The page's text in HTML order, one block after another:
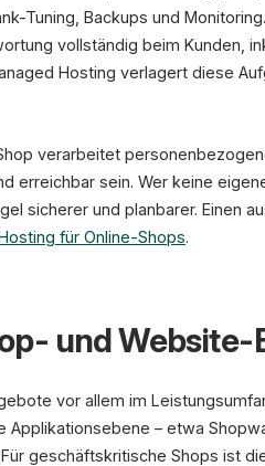
Tuning, Backups und
vollständig beim Kunden,
Hosting verlagert diese
verarbeitet
erreichbar sein. Wer keine
sicherer und planbarer. Einen
für Online-Shops.
und
vor allem im
– etwa
geschäftskritische Shops ist